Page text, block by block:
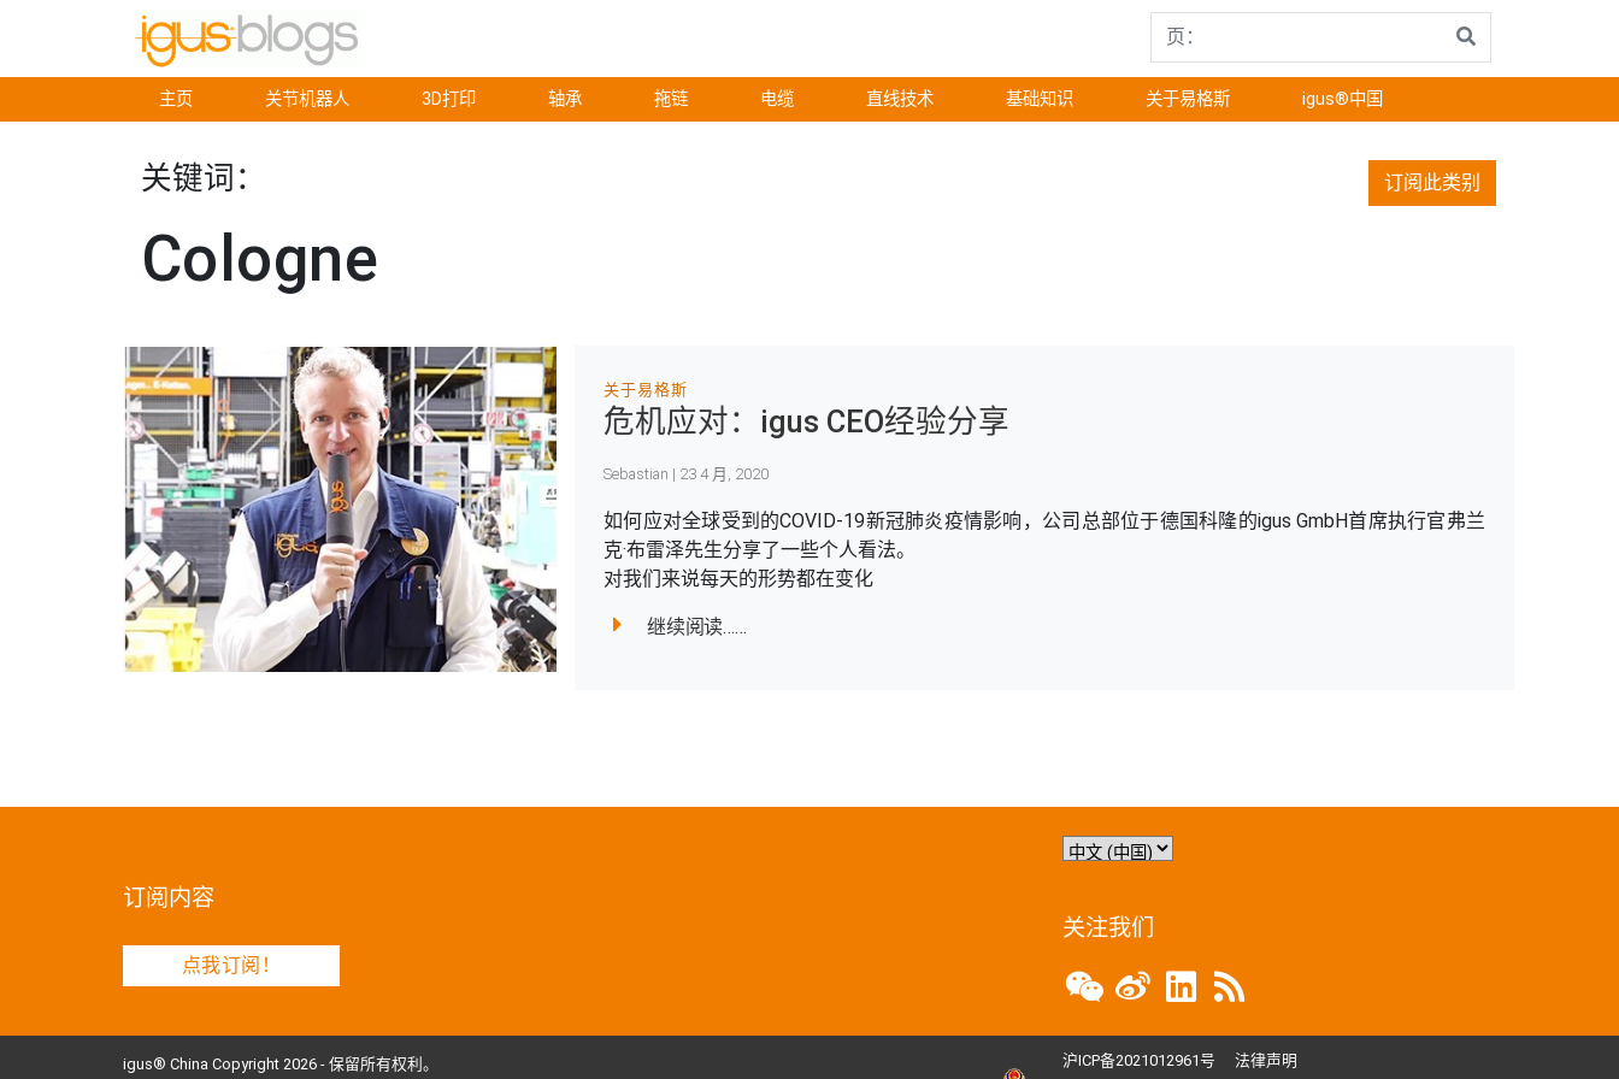
主页 关节机器人 3D打印 轴承 拖链 电缆 直线技术 基础知识 关于易格斯 igus®中国
关键词：
Cologne
订阅此类别
关于易格斯
危机应对：igus CEO经验分享
Sebastian | 23 4 月, 2020
如何应对全球受到的COVID-19新冠肺炎疫情影响，公司总部位于德国科隆的igus GmbH首席执行官弗兰
克·布雷泽先生分享了一些个人看法。
对我们来说每天的形势都在变化
继续阅读……
订阅内容
点我订阅！
选
言
关注我们
igus® China Copyright 2026 - 保留所有权利。 沪ICP备2021012961号 法律声明